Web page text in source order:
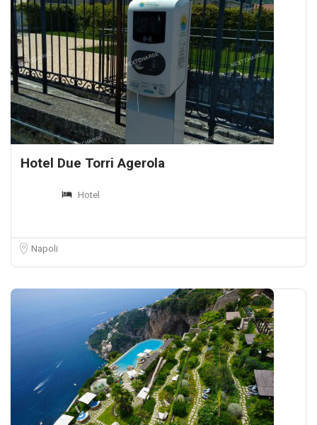
Hotel Due Torri Agerola
Hotel
Napoli